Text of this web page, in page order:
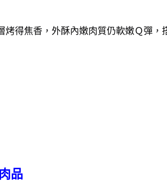
得焦香，外酥內嫩肉質仍軟嫩Ｑ彈
品